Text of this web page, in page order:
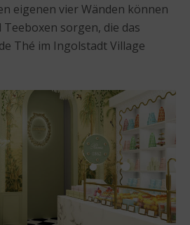
eigenen vier Wänden können
sorgen, die das
Thé im Ingolstadt Village